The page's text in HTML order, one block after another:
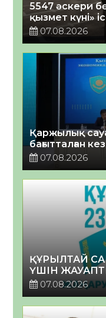
5547 әскери
қызмет күні»
07.08.2026
Қаржылық
бағытталған
07.08.2026
ҚҰРЫЛТАЙ
ҮШІН
07.08.2026